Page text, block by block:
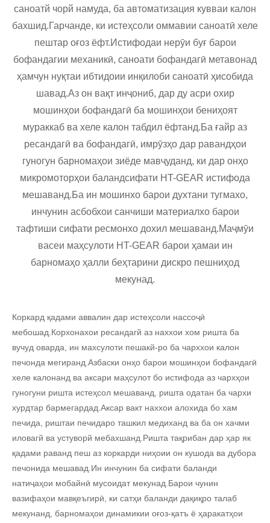
саноатй чорй намуда, ба автоматизация кувваи калон
бахшид.Гарчанде, ки истеҳсоли оммавии саноатӣ хеле
пештар оғоз ёфт.Истифодаи нерӯи буғ барои
бофандагии механикӣ, саноати бофандагӣ метавонад
ҳамчун нуқтаи ибтидоии инқилоби саноатӣ ҳисобида
шавад.Аз он вақт инҷониб, дар ду асри охир
мошинҳои бофандагӣ ба мошинҳои бениҳоят
мураккаб ва хеле калон табдил ёфтанд.Ба ғайр аз
ресандагӣ ва бофандагӣ, имрӯзҳо дар равандҳои
гуногун барномаҳои зиёде мавҷуданд, ки дар онҳо
микромоторҳои баландсифати HT-GEAR истифода
мешаванд.Ба ин мошинхо барои духтани тугмахо,
инчунин асбобхои санчиши материалхо барои
тафтиши сифати ресмонхо дохил мешаванд.Маҷмӯи
васеи маҳсулоти HT-GEAR барои ҳамаи ин
барномаҳо ҳалли беҳтарини дискро пешниҳод
мекунад.
Коркард қадами аввалин дар истеҳсоли нассоҷӣ
мебошад.Корхонахои ресандагй аз наххои хом ришта ба
вучуд оварда, ин махсулоти пешакй-ро ба чарххои калон
печонда мегиранд.Азбаски онҳо барои мошинҳои бофандагӣ
хеле калонанд ва аксари маҳсулот бо истифода аз чархҳои
гуногуни ришта истеҳсол мешаванд, ришта одатан ба чархи
хурдтар бармегардад.Аксар вакт наххои алохида бо хам
печида, риштаи печидаро ташкил медиханд ва ба он хачми
иловагй ва устуворй мебахшанд.Ришта тақрибан дар ҳар як
қадами раванд пеш аз коркарди ниҳоии он кушода ва дубора
печонида мешавад.Ин инчунин ба сифати баланди
натиҷаҳои мобайнӣ мусоидат мекунад.Барои чунин
вазифаҳои мавқеъгирӣ, ки сатҳи баланди дақиқро талаб
мекунанд, барномаҳои динамикии оғоз-қатъ ё ҳаракатҳои